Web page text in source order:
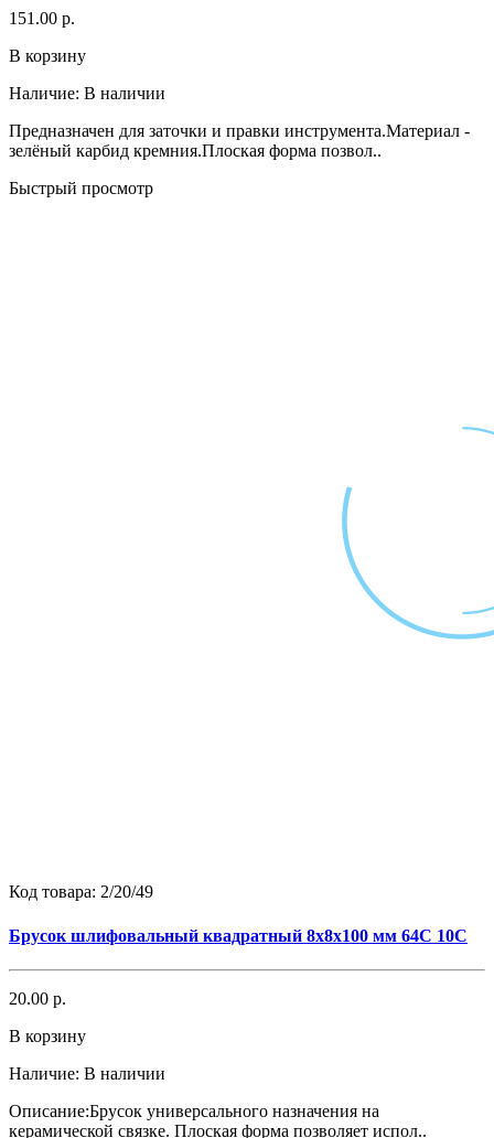
151.00 р.
В корзину
Наличие: В наличии
Предназначен для заточки и правки инструмента.Материал -
зелёный карбид кремния.Плоская форма позвол..
Быстрый просмотр
Код товара: 2/20/49
Брусок шлифовальный квадратный 8х8х100 мм 64С 10С
20.00 р.
В корзину
Наличие: В наличии
Описание:Брусок универсального назначения на
керамической связке. Плоская форма позволяет испол..